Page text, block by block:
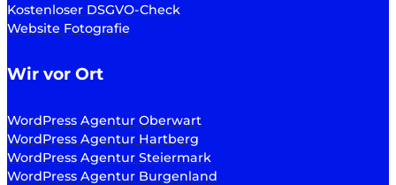
Kostenloser DSGVO-Check
Website Fotografie
Wir vor Ort
WordPress Agentur Oberwart
WordPress Agentur Hartberg
WordPress Agentur Steiermark
WordPress Agentur Burgenland